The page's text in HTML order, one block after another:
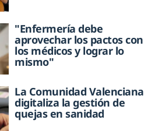
"Enfermería debe
aprovechar los pactos con
los médicos y lograr lo
mismo"
La Comunidad Valenciana
digitaliza la gestión de
quejas en sanidad